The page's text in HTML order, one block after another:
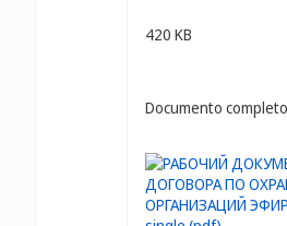
420 KB
Documento completo